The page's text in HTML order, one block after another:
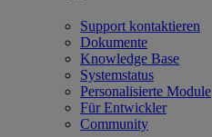
Support kontaktieren
Dokumente
Knowledge Base
Systemstatus
Personalisierte Module
Für Entwickler
Community